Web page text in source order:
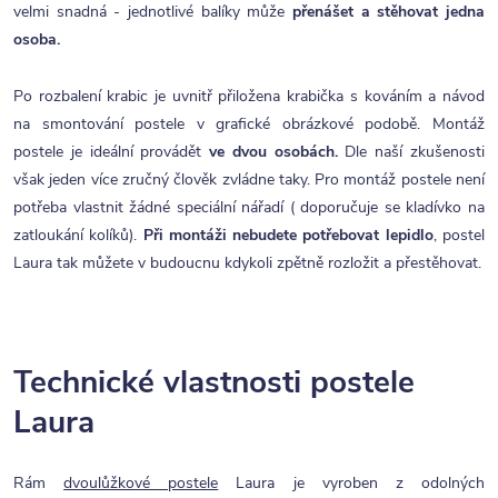
velmi snadná - jednotlivé balíky může přenášet a stěhovat jedna
osoba.
Po rozbalení krabic je uvnitř přiložena krabička s kováním a návod
na smontování postele v grafické obrázkové podobě. Montáž
postele je ideální provádětve dvou osobách. Dle naší zkušenosti
však jeden více zručný člověk zvládne taky. Pro montáž postele není
potřeba vlastnit žádné speciální nářadí ( doporučuje se kladívko na
zatloukání kolíků). Při montáži nebudete potřebovat lepidlo, postel
Laura tak můžete v budoucnu kdykoli zpětně rozložit a přestěhovat.
Technické vlastnosti postele
Laura
Rámdvoulůžkové postele Laura je vyroben z odolných